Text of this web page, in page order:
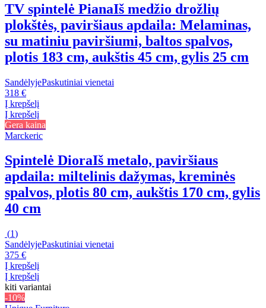
TV spintelė PianaIš medžio drožlių
plokštės, paviršiaus apdaila: Melaminas,
su matiniu paviršiumi, baltos spalvos,
plotis 183 cm, aukštis 45 cm, gylis 25 cm
SandėlyjePaskutiniai vienetai
318 €
Į krepšelį
Į krepšelį
Gera kaina
Marckeric
Spintelė DioraIš metalo, paviršiaus
apdaila: miltelinis dažymas, kreminės
spalvos, plotis 80 cm, aukštis 170 cm, gylis
40 cm
(1)
SandėlyjePaskutiniai vienetai
375 €
Į krepšelį
Į krepšelį
kiti variantai
-10%